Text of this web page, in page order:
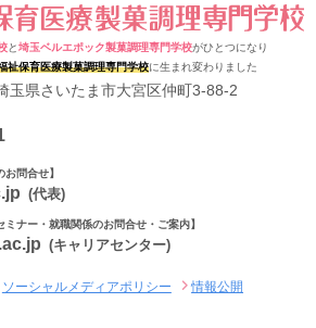
と埼玉ベルエポック製菓調理専門学校がひとつになり
祉保育医療製菓調理専門学校に生まれ変わりました
玉県さいたま市大宮区仲町3-88-2
お問合せ】
(代表)
ミナー・就職関係のお問合せ・ご案内】
(キャリアセンター)
ソーシャルメディアポリシー 情報公開